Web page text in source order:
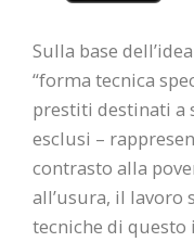
Sulla base
“forma tecnica
prestiti destinati a
esclusi –
contrasto alla
all’usura, il lavoro
tecniche di